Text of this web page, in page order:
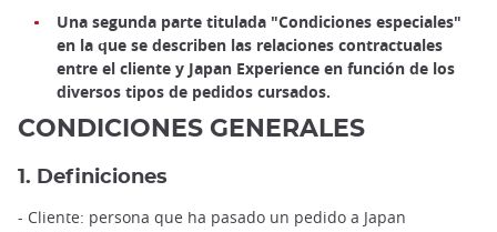
Una segunda parte titulada "Condiciones especiales"
en la que se describen las relaciones contractuales
entre el cliente y Japan Experience en función de los
diversos tipos de pedidos cursados.
CONDICIONES GENERALES
1. Definiciones
- Cliente: persona que ha pasado un pedido a Japan